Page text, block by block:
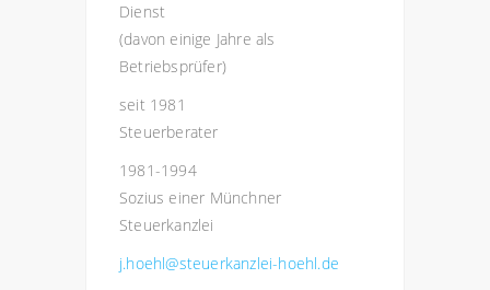
Dienst
(davon einige Jahre als
Betriebsprüfer)
seit 1981
Steuerberater
1981-1994
Sozius einer Münchner
Steuerkanzlei
j.hoehl@steuerkanzlei-hoehl.de